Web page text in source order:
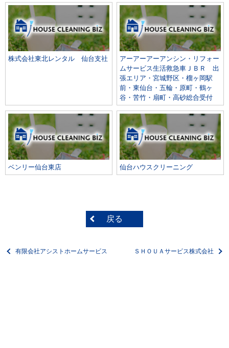
株式会社東北レンタル 仙台支社
アーアーアーアンシン・リフォー
ムサービス生活救急車ＪＢＲ 出
張エリア・宮城野区・榴ヶ岡駅
前・東仙台・五輪・原町・鶴ヶ
谷・苦竹・扇町・高砂総合受付
ベンリー仙台東店 仙台ハウスクリーニング
戻る
有限会社アシストホームサービス ＳＨＯＵＡサービス株式会社